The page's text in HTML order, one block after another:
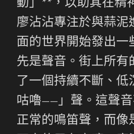
動」**，以助其在精
廖沾沾專注於與蒜泥
面的世界開始發出一
先是聲音。街上所有
了一個持續不斷、
咕嚕——」聲。這聲
正常的鳴笛聲，而像